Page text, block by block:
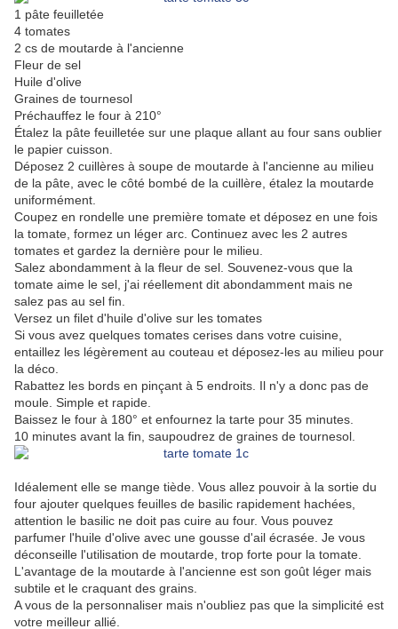
1 pâte feuilletée
4 tomates
2 cs de moutarde à l'ancienne
Fleur de sel
Huile d'olive
Graines de tournesol
Préchauffez le four à 210°
Étalez la pâte feuilletée sur une plaque allant au four sans oublier
le papier cuisson.
Déposez 2 cuillères à soupe de moutarde à l'ancienne au milieu
de la pâte, avec le côté bombé de la cuillère, étalez la moutarde
uniformément.
Coupez en rondelle une première tomate et déposez en une fois
la tomate, formez un léger arc. Continuez avec les 2 autres
tomates et gardez la dernière pour le milieu.
Salez abondamment à la fleur de sel. Souvenez-vous que la
tomate aime le sel, j'ai réellement dit abondamment mais ne
salez pas au sel fin.
Versez un filet d'huile d'olive sur les tomates
Si vous avez quelques tomates cerises dans votre cuisine,
entaillez les légèrement au couteau et déposez-les au milieu pour
la déco.
Rabattez les bords en pinçant à 5 endroits. Il n'y a donc pas de
moule. Simple et rapide.
Baissez le four à 180° et enfournez la tarte pour 35 minutes.
10 minutes avant la fin, saupoudrez de graines de tournesol.
Idéalement elle se mange tiède. Vous allez pouvoir à la sortie du
four ajouter quelques feuilles de basilic rapidement hachées,
attention le basilic ne doit pas cuire au four. Vous pouvez
parfumer l'huile d'olive avec une gousse d'ail écrasée. Je vous
déconseille l'utilisation de moutarde, trop forte pour la tomate.
L'avantage de la moutarde à l'ancienne est son goût léger mais
subtile et le craquant des grains.
A vous de la personnaliser mais n'oubliez pas que la simplicité est
votre meilleur allié.